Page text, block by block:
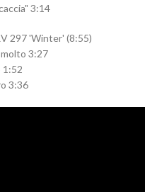
3:14
297 'Winter' (8:55)
3:27
1:52
3:36